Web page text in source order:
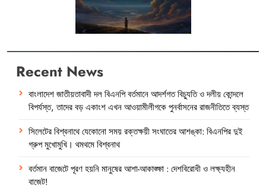
Recent News
বাংলাদেশ জাতীয়তাবাদী দল বিএনপি বর্তমানে আদর্শগত বিচ্যুতি ও দলীয় কোন্দলে
বিপর্যস্ত, তাদের বড় একাংশ এখন আওয়ামীলীগকে পুনর্বাসনের রাজনীতিতে ব্যস্ত
সিলেটের বিশ্বনাথে যেকোনো সময় রক্তক্ষয়ী সংঘাতের আশঙ্কা: বিএনপির দুই
গ্রুপ মুখোমুখি। থমথমে বিশ্বনাথ
বর্তমান বাজেটে পূরণ হয়নি মানুষের আশা-আকাঙ্ক্ষা : দেশবিরোধী ও লক্ষ্যহীন
বাজেট!